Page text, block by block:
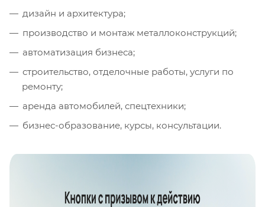
дизайн и архитектура;
производство и монтаж металлоконструкций;
автоматизация бизнеса;
строительство, отделочные работы, услуги по
ремонту;
аренда автомобилей, спецтехники;
бизнес-образование, курсы, консультации.